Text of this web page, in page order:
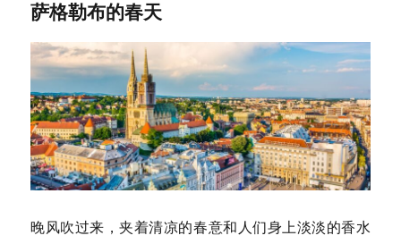
France
萨格勒布的春天
晚风吹过来，夹着清凉的春意和人们身上淡淡的香水